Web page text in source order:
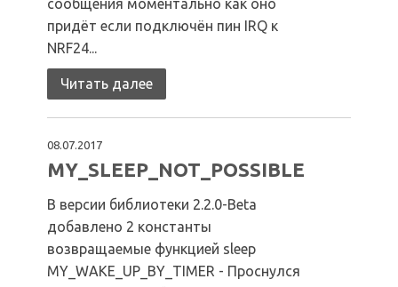
сообщения моментально как оно
придёт если подключён пин IRQ к
NRF24...
Читать далее
08.07.2017
MY_SLEEP_NOT_POSSIBLE
В версии библиотеки 2.2.0-Beta
добавлено 2 константы
возвращаемые функцией sleep
MY_WAKE_UP_BY_TIMER - Проснулся